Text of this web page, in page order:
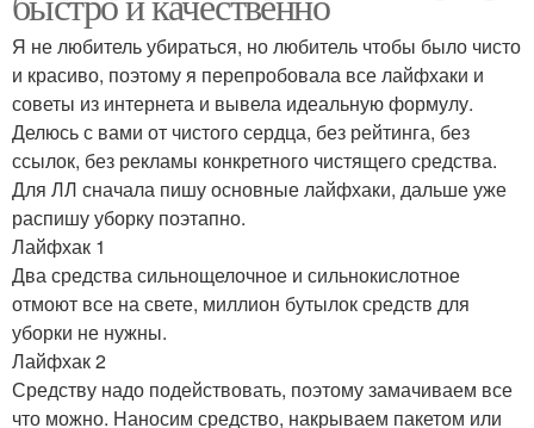
Я не любитель убираться, но любитель чтобы было чисто
и красиво, поэтому я перепробовала все лайфхаки и
советы из интернета и вывела идеальную формулу.
Делюсь с вами от чистого сердца, без рейтинга, без
ссылок, без рекламы конкретного чистящего средства.
Для ЛЛ сначала пишу основные лайфхаки, дальше уже
распишу уборку поэтапно.
Лайфхак 1
Два средства сильнощелочное и сильнокислотное
отмоют все на свете, миллион бутылок средств для
уборки не нужны.
Лайфхак 2
Средству надо подействовать, поэтому замачиваем все
что можно. Наносим средство, накрываем пакетом или